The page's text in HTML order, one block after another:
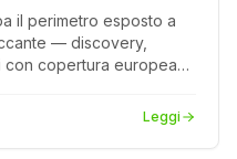
il perimetro esposto a
— discovery,
con copertura europea
in pochi minuti.
Leggi